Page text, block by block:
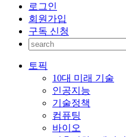
로그인
회원가입
구독 신청
토픽
10대 미래 기술
인공지능
기술정책
컴퓨팅
바이오